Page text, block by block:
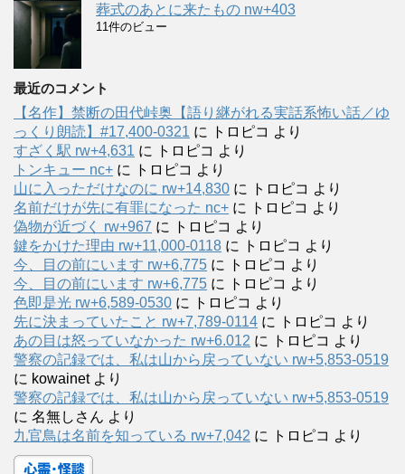
葬式のあとに来たもの nw+403
11件のビュー
最近のコメント
【名作】禁断の田代峠奥【語り継がれる実話系怖い話／ゆ
っくり朗読】#17,400-0321 に トロピコ より
すざく駅 rw+4,631 に トロピコ より
トンキュー nc+ に トロピコ より
山に入っただけなのに rw+14,830 に トロピコ より
名前だけが先に有罪になった nc+ に トロピコ より
偽物が近づく rw+967 に トロピコ より
鍵をかけた理由 rw+11,000-0118 に トロピコ より
今、目の前にいます rw+6,775 に トロピコ より
今、目の前にいます rw+6,775 に トロピコ より
色即是光 rw+6,589-0530 に トロピコ より
先に決まっていたこと rw+7,789-0114 に トロピコ より
あの目は怒っていなかった rw+6.012 に トロピコ より
警察の記録では、私は山から戻っていない rw+5,853-0519
に kowainetより
警察の記録では、私は山から戻っていない rw+5,853-0519
に 名無しさん より
九官鳥は名前を知っている rw+7,042 に トロピコ より